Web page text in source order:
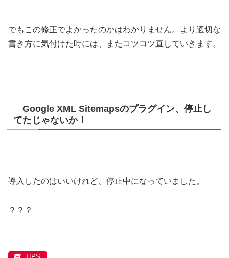
でもこの修正でよかったのかはわかりません。より適切な
書き方に気付けた時には、またコツコツ直していきます。
Google XML Sitemapsのプラグイン、停止し
てたじゃないか！
導入したのはいいけれど、停止中になっていました。
？？？